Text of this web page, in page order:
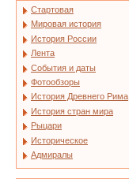
Стартовая
Мировая история
История России
Лента
События и даты
Фотообзоры
История Древнего Рима
История стран мира
Рыцари
Историческое
Адмиралы